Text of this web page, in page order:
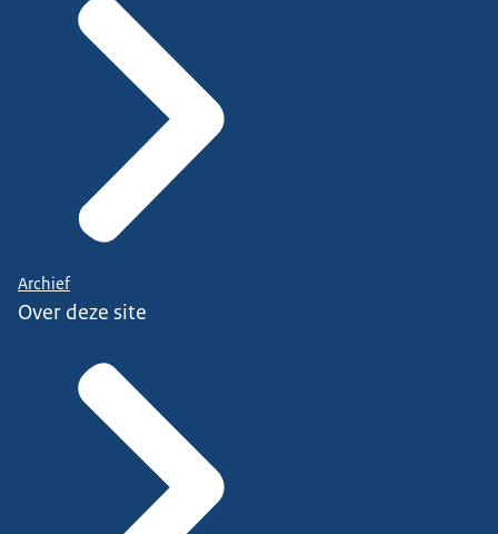
Archief
Over deze site